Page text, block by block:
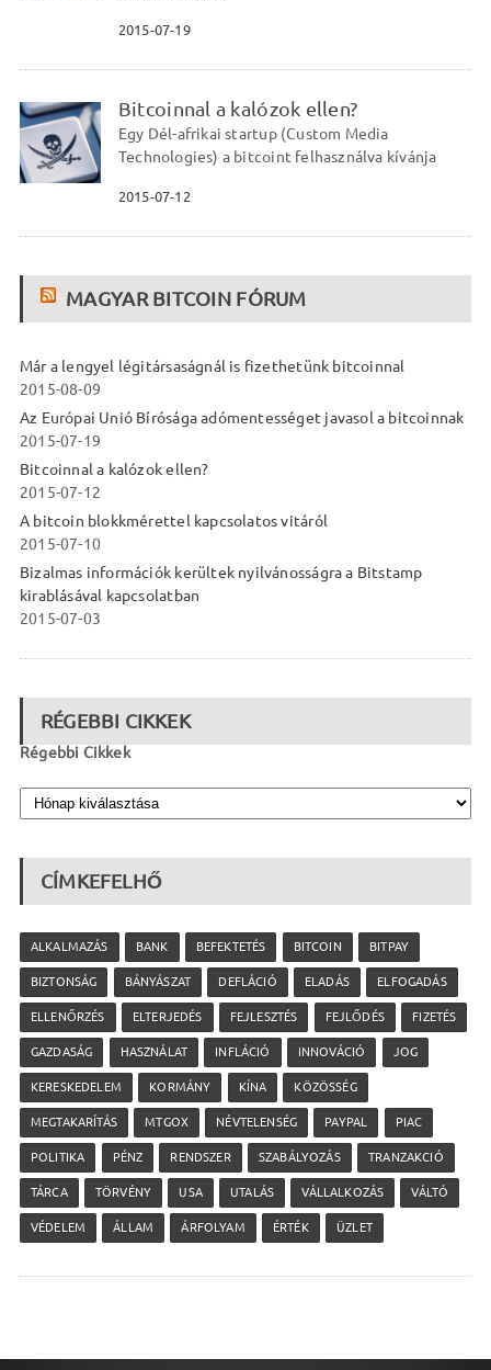
2015-07-19
Bitcoinnal a kalózok ellen?
Egy Dél-afrikai startup (Custom Media
Technologies) a bitcoint felhasználva kívánja
2015-07-12
MAGYAR BITCOIN FÓRUM
Már a lengyel légitársaságnál is fizethetünk bitcoinnal
2015-08-09
Az Európai Unió Bírósága adómentességet javasol a bitcoinnak
2015-07-19
Bitcoinnal a kalózok ellen?
2015-07-12
A bitcoin blokkmérettel kapcsolatos vitáról
2015-07-10
Bizalmas információk kerültek nyilvánosságra a Bitstamp
kirablásával kapcsolatban
2015-07-03
RÉGEBBI CIKKEK
Régebbi Cikkek
CÍMKEFELHŐ
ALKALMAZÁS BANK BEFEKTETÉS BITCOIN BITPAY
BIZTONSÁG BÁNYÁSZAT DEFLÁCIÓ ELADÁS ELFOGADÁS
ELLENŐRZÉS ELTERJEDÉS FEJLESZTÉS FEJLŐDÉS FIZETÉS
GAZDASÁG HASZNÁLAT INFLÁCIÓ INNOVÁCIÓ JOG
KERESKEDELEM KORMÁNY KÍNA KÖZÖSSÉG
MEGTAKARÍTÁS MTGOX NÉVTELENSÉG PAYPAL PIAC
POLITIKA PÉNZ RENDSZER SZABÁLYOZÁS TRANZAKCIÓ
TÁRCA TÖRVÉNY USA UTALÁS VÁLLALKOZÁS VÁLTÓ
VÉDELEM ÁLLAM ÁRFOLYAM ÉRTÉK ÜZLET